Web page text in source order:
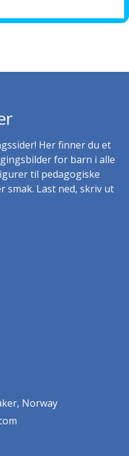
Her finner du et
for barn i alle
til pedagogiske
smak. Last ned, skriv ut
Norway